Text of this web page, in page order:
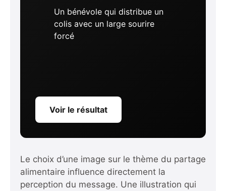
Un bénévole qui distribue un
colis avec un large sourire
forcé
Voir le résultat
Le choix d’une image sur le thème du partage
alimentaire influence directement la
perception du message. Une illustration qui